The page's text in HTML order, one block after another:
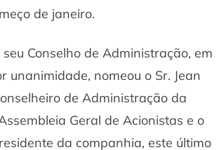
de janeiro.
Conselho de Administração, em
unanimidade, nomeou o Sr. Jean
de Administração da
Geral de Acionistas e o
da companhia, este último